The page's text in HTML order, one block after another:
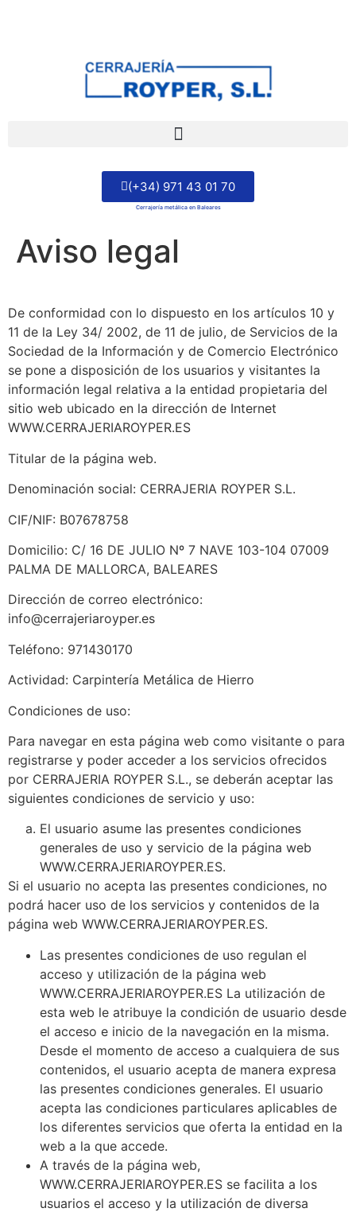
(+34) 971 43 01 70
Cerrajería metálica en Baleares
Aviso legal
De conformidad con lo dispuesto en los artículos 10 y
11 de la Ley 34/ 2002, de 11 de julio, de Servicios de la
Sociedad de la Información y de Comercio Electrónico
se pone a disposición de los usuarios y visitantes la
información legal relativa a la entidad propietaria del
sitio web ubicado en la dirección de Internet
WWW.CERRAJERIAROYPER.ES
Titular de la página web.
Denominación social: CERRAJERIA ROYPER S.L.
CIF/NIF: B07678758
Domicilio: C/ 16 DE JULIO Nº 7 NAVE 103-104 07009
PALMA DE MALLORCA, BALEARES
Dirección de correo electrónico:
info@cerrajeriaroyper.es
Teléfono: 971430170
Actividad: Carpintería Metálica de Hierro
Condiciones de uso:
Para navegar en esta página web como visitante o para
registrarse y poder acceder a los servicios ofrecidos
por CERRAJERIA ROYPER S.L., se deberán aceptar las
siguientes condiciones de servicio y uso:
El usuario asume las presentes condiciones
generales de uso y servicio de la página web
WWW.CERRAJERIAROYPER.ES.
Si el usuario no acepta las presentes condiciones, no
podrá hacer uso de los servicios y contenidos de la
página web WWW.CERRAJERIAROYPER.ES.
Las presentes condiciones de uso regulan el
acceso y utilización de la página web
WWW.CERRAJERIAROYPER.ES La utilización de
esta web le atribuye la condición de usuario desde
el acceso e inicio de la navegación en la misma.
Desde el momento de acceso a cualquiera de sus
contenidos, el usuario acepta de manera expresa
las presentes condiciones generales. El usuario
acepta las condiciones particulares aplicables de
los diferentes servicios que oferta la entidad en la
web a la que accede.
A través de la página web,
WWW.CERRAJERIAROYPER.ES se facilita a los
usuarios el acceso y la utilización de diversa